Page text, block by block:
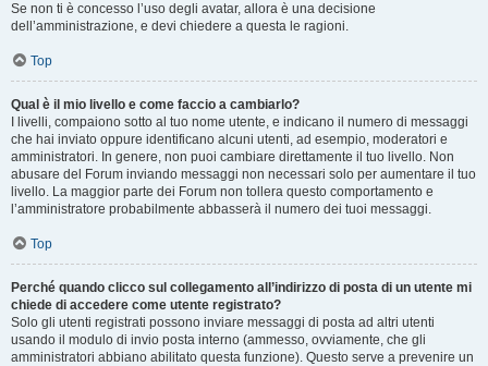
Se non ti è concesso l’uso degli avatar, allora è una decisione
dell’amministrazione, e devi chiedere a questa le ragioni.
Top
Qual è il mio livello e come faccio a cambiarlo?
I livelli, compaiono sotto al tuo nome utente, e indicano il numero di messaggi
che hai inviato oppure identificano alcuni utenti, ad esempio, moderatori e
amministratori. In genere, non puoi cambiare direttamente il tuo livello. Non
abusare del Forum inviando messaggi non necessari solo per aumentare il tuo
livello. La maggior parte dei Forum non tollera questo comportamento e
l’amministratore probabilmente abbasserà il numero dei tuoi messaggi.
Top
Perché quando clicco sul collegamento all’indirizzo di posta di un utente mi
chiede di accedere come utente registrato?
Solo gli utenti registrati possono inviare messaggi di posta ad altri utenti
usando il modulo di invio posta interno (ammesso, ovviamente, che gli
amministratori abbiano abilitato questa funzione). Questo serve a prevenire un